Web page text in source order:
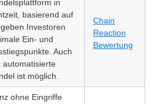
in
basierend auf
Investoren
Ein- und
Auch
automatisierte
ist möglich.
Chain
Reaction
Bewertung
ohne Eingriffe